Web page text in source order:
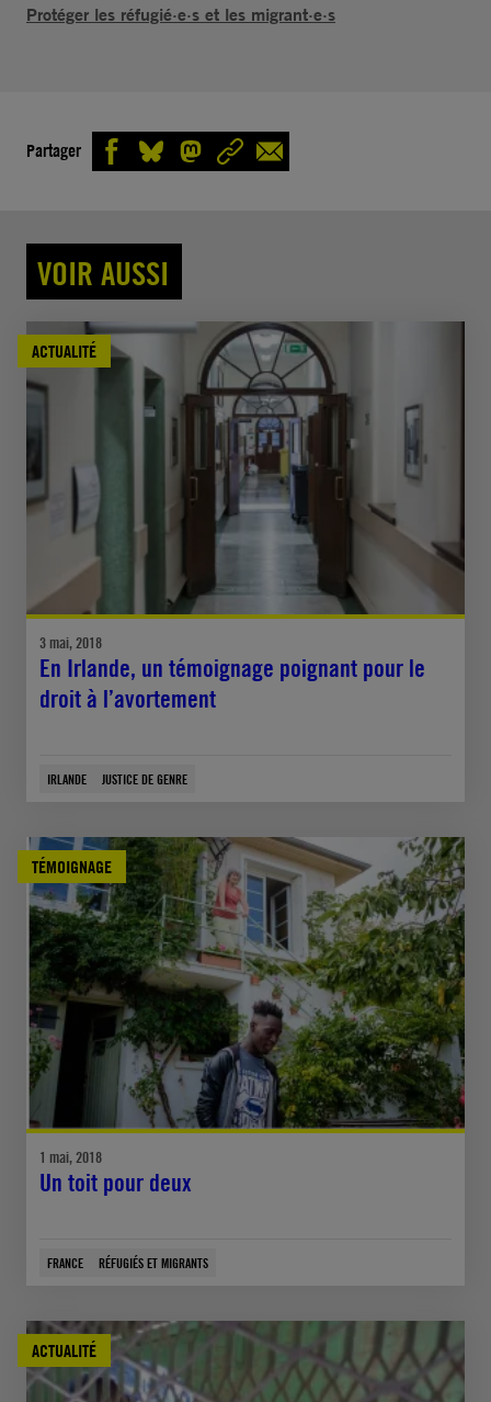
Protéger les réfugié·e·s et les migrant·e·s
Partager
VOIR AUSSI
ACTUALITÉ
3 mai, 2018
En Irlande, un témoignage poignant pour le
droit à l’avortement
IRLANDE JUSTICE DE GENRE
TÉMOIGNAGE
1 mai, 2018
Un toit pour deux
FRANCE RÉFUGIÉS ET MIGRANTS
ACTUALITÉ